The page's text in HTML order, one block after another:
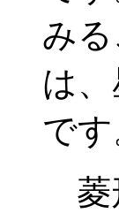
み
は
です
菱